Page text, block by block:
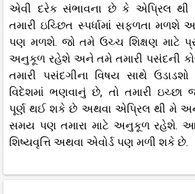
એવી દરેક સંભાવના છે કે એપ્રિલ થી
તમારી ઇચ્છિત સ્પર્ધામાં સફળતા મળશે
પણ મળશે. જો તમે ઉચ્ચ શિક્ષણ માટે
અનુકૂળ રહેશે અને તમે તમારી પસંદની
તમારી પસંદગીના વિષય સાથે
વિદેશમાં ભણવાનું છે, તો તમારી
પૂર્ણ થઈ શકે છે અથવા એપ્રિલ થી મે
સમય પણ તમારા માટે અનુકૂળ રહેશે. આ
શિષ્યવૃત્તિ અથવા એવોર્ડ પણ મળી શકે છે.